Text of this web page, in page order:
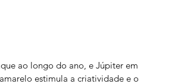
ao longo do ano, e Júpiter em
estimula a criatividade e o